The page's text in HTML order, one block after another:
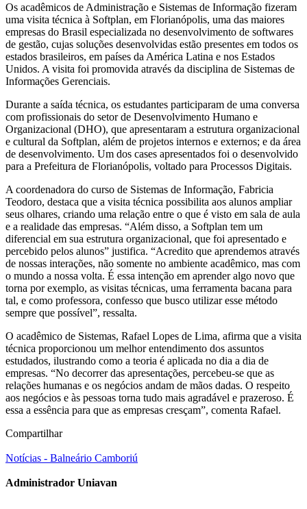
Os acadêmicos de Administração e Sistemas de Informação fizeram
uma visita técnica à Softplan, em Florianópolis, uma das maiores
empresas do Brasil especializada no desenvolvimento de softwares
de gestão, cujas soluções desenvolvidas estão presentes em todos os
estados brasileiros, em países da América Latina e nos Estados
Unidos. A visita foi promovida através da disciplina de Sistemas de
Informações Gerenciais.
Durante a saída técnica, os estudantes participaram de uma conversa
com profissionais do setor de Desenvolvimento Humano e
Organizacional (DHO), que apresentaram a estrutura organizacional
e cultural da Softplan, além de projetos internos e externos; e da área
de desenvolvimento. Um dos cases apresentados foi o desenvolvido
para a Prefeitura de Florianópolis, voltado para Processos Digitais.
A coordenadora do curso de Sistemas de Informação, Fabricia
Teodoro, destaca que a visita técnica possibilita aos alunos ampliar
seus olhares, criando uma relação entre o que é visto em sala de aula
e a realidade das empresas. “Além disso, a Softplan tem um
diferencial em sua estrutura organizacional, que foi apresentado e
percebido pelos alunos” justifica. “Acredito que aprendemos através
de nossas interações, não somente no ambiente acadêmico, mas com
o mundo a nossa volta. É essa intenção em aprender algo novo que
torna por exemplo, as visitas técnicas, uma ferramenta bacana para
tal, e como professora, confesso que busco utilizar esse método
sempre que possível”, ressalta.
O acadêmico de Sistemas, Rafael Lopes de Lima, afirma que a visita
técnica proporcionou um melhor entendimento dos assuntos
estudados, ilustrando como a teoria é aplicada no dia a dia de
empresas. “No decorrer das apresentações, percebeu-se que as
relações humanas e os negócios andam de mãos dadas. O respeito
aos negócios e às pessoas torna tudo mais agradável e prazeroso. É
essa a essência para que as empresas cresçam”, comenta Rafael.
Compartilhar
Notícias - Balneário Camboriú
Administrador Uniavan